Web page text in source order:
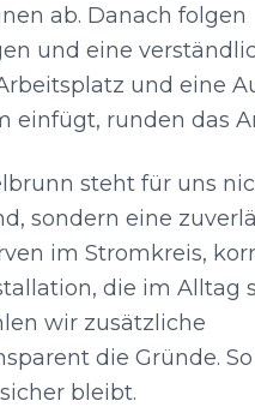
ab. Danach folgen
und eine
und eine
einfügt, runden das
steht für uns
sondern eine
im Stromkreis,
die im Alltag
wir zusätzliche
die Gründe.
bleibt.